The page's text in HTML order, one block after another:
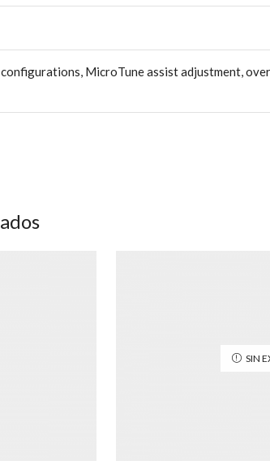
MicroTune assist adjustment,
SIN